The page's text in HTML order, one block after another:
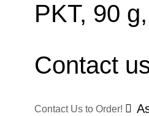
PKT, 90
Contact
Contact Us to Order!